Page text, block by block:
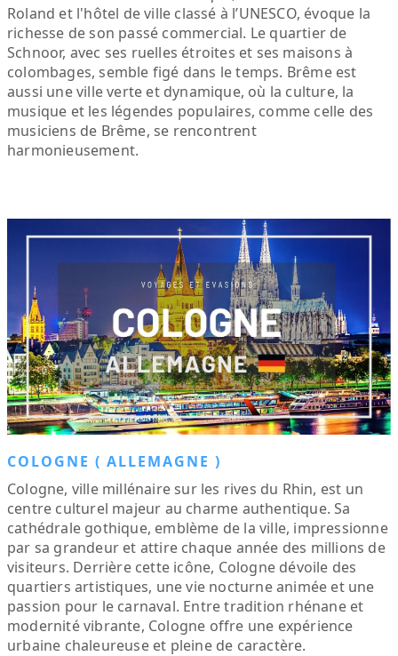
Roland et l'hôtel de ville classé à l’UNESCO, évoque la
richesse de son passé commercial. Le quartier de
Schnoor, avec ses ruelles étroites et ses maisons à
colombages, semble figé dans le temps. Brême est
aussi une ville verte et dynamique, où la culture, la
musique et les légendes populaires, comme celle des
musiciens de Brême, se rencontrent
harmonieusement.
COLOGNE ( ALLEMAGNE )
Cologne, ville millénaire sur les rives du Rhin, est un
centre culturel majeur au charme authentique. Sa
cathédrale gothique, emblème de la ville, impressionne
par sa grandeur et attire chaque année des millions de
visiteurs. Derrière cette icône, Cologne dévoile des
quartiers artistiques, une vie nocturne animée et une
passion pour le carnaval. Entre tradition rhénane et
modernité vibrante, Cologne offre une expérience
urbaine chaleureuse et pleine de caractère.